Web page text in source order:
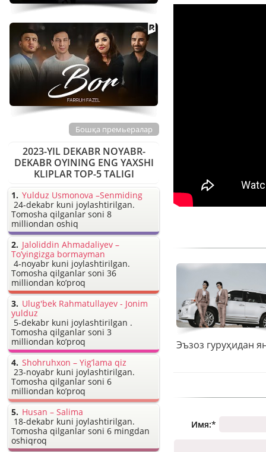
Имя:*
Бошқа премьералар
2023-YIL DEKABR NOYABR-
DEKABR OYINING ENG YAXSHI
KLIPLAR TOP-5 TALIGI
Yulduz Usmonova –Senmiding
24-dekabr kuni joylashtirilgan.
Tomosha qilganlar soni 8
milliondan oshiq
Jaloliddin Ahmadaliyev –
To’yingizga bormayman
4-noyabr kuni joylashtirilgan.
Tomosha qilganlar soni 36
milliondan ko’proq
Ulug'bek Rahmatullayev - Jonim
yulduz
5-dekabr kuni joylashtirilgan .
Tomosha qilganlar soni 3
milliondan ko’proq
Shohruhxon – Yig’lama qiz
23-noyabr kuni joylashtirilgan.
Tomosha qilganlar soni 6
milliondan ko’proq
Husan – Salima
18-dekabr kuni joylashtirilgan.
Tomosha qilganlar soni 6 mingdan
oshiqroq